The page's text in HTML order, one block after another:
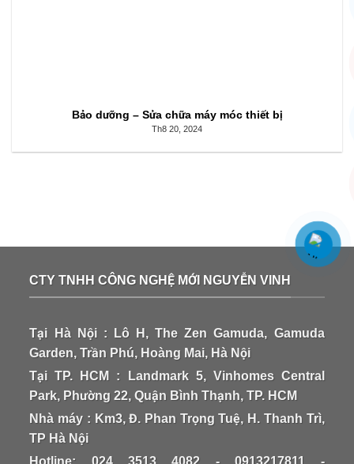
Bảo dưỡng – Sửa chữa máy móc thiết bị
Th8 20, 2024
CTY TNHH CÔNG NGHỆ MỚI NGUYỄN VINH
Tại Hà Nội : Lô H, The Zen Gamuda, Gamuda
Garden, Trần Phú, Hoàng Mai, Hà Nội
Tại TP. HCM : Landmark 5, Vinhomes Central
Park, Phường 22, Quận Bình Thạnh, TP. HCM
Nhà máy : Km3, Đ. Phan Trọng Tuệ, H. Thanh Trì,
TP Hà Nội
Hotline: 024 3513 4082 - 0913217811 -